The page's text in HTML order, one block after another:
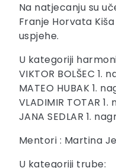
Na natjecanju su
Franje Horvata
uspjehe.
U kategoriji
VIKTOR BOLŠEC 1.
MATEO HUBAK 1.
VLADIMIR TOTAR
JANA SEDLAR 1.
Mentori : Martina
U kategoriji trube: